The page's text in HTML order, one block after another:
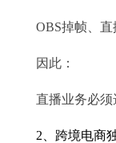
OBS掉帧、直
因此：
直播业务必须
2、跨境电商